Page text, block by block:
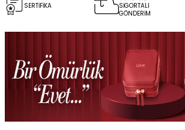
SERTİFİKA
SİGORTALI
GÖNDERİM